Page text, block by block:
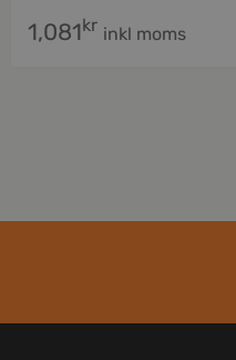
1,081kr inkl moms